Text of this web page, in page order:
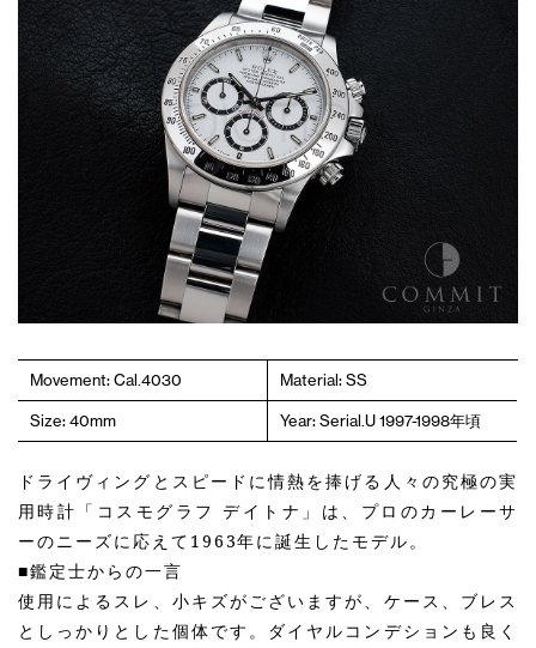
Movement: Cal.4030 Material: SS
Size: 40mm Year: Serial.U 1997-1998年頃
ドライヴィングとスピードに情熱を捧げる人々の究極の実
用時計「コスモグラフ デイトナ」は、プロのカーレーサ
ーのニーズに応えて1963年に誕生したモデル。
■鑑定士からの一言
使用によるスレ、小キズがございますが、ケース、ブレス
としっかりとした個体です。ダイヤルコンデションも良く